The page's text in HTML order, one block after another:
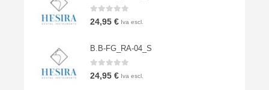
0 Su 5
24,95 € Iva escl.
B.B-FG_RA-04_S
0 Su 5
24,95 € Iva escl.